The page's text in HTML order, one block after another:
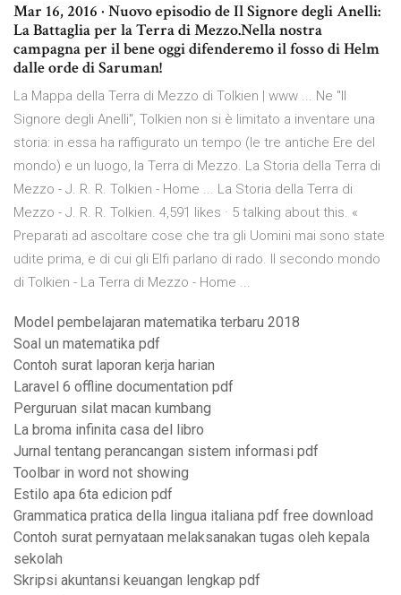
Mar 16, 2016 · Nuovo episodio de Il Signore degli Anelli:
La Battaglia per la Terra di Mezzo.Nella nostra
campagna per il bene oggi difenderemo il fosso di Helm
dalle orde di Saruman!
La Mappa della Terra di Mezzo di Tolkien | www ... Ne "Il
Signore degli Anelli", Tolkien non si è limitato a inventare una
storia: in essa ha raffigurato un tempo (le tre antiche Ere del
mondo) e un luogo, la Terra di Mezzo. La Storia della Terra di
Mezzo - J. R. R. Tolkien - Home ... La Storia della Terra di
Mezzo - J. R. R. Tolkien. 4,591 likes · 5 talking about this. «
Preparati ad ascoltare cose che tra gli Uomini mai sono state
udite prima, e di cui gli Elfi parlano di rado. Il secondo mondo
di Tolkien - La Terra di Mezzo - Home ...
Model pembelajaran matematika terbaru 2018
Soal un matematika pdf
Contoh surat laporan kerja harian
Laravel 6 offline documentation pdf
Perguruan silat macan kumbang
La broma infinita casa del libro
Jurnal tentang perancangan sistem informasi pdf
Toolbar in word not showing
Estilo apa 6ta edicion pdf
Grammatica pratica della lingua italiana pdf free download
Contoh surat pernyataan melaksanakan tugas oleh kepala
sekolah
Skripsi akuntansi keuangan lengkap pdf